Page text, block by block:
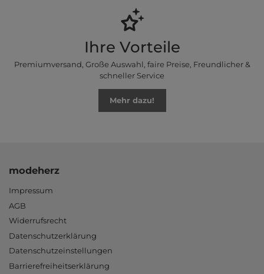
Ihre Vorteile
Premiumversand, Große Auswahl, faire Preise, Freundlicher &
schneller Service
Mehr dazu!
modeherz
Impressum
AGB
Widerrufsrecht
Datenschutzerklärung
Datenschutzeinstellungen
Barrierefreiheitserklärung